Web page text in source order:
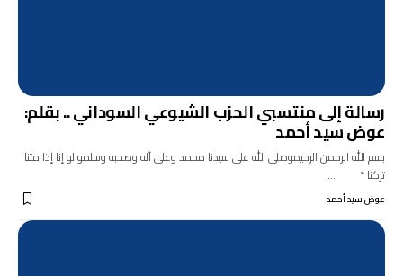
رسالة إلى منتسبي الحزب الشيوعي السوداني .. بقلم:
عوض سيد أحمد
بسم الله الرحمن الرحيموصلى الله على سيدنا محمد وعلى آله وصحبه وسلمو لو إنا إذا متنا
تركنا * …
عوض سيد أحمد